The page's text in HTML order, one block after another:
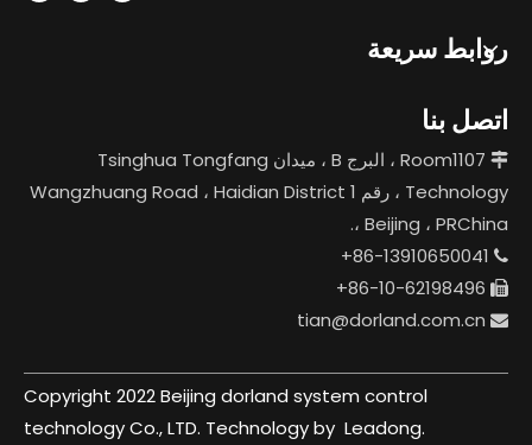
روابط سريعة
اتصل بنا

Room1107 ، البرج B ، ميدان Tsinghua Tongfang
Technology ، رقم 1 Wangzhuang Road ، Haidian District
، Beijing ، PRChina.

86-13910650041+


tian@dorland.com.cn
Copyright 2022 Beijing dorland system control
technology Co., LTD. Technology by Leadong.